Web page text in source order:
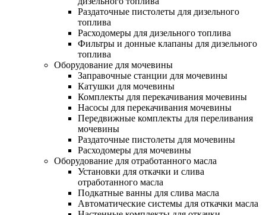
Раздаточные пистолеты для дизельного
топлива
Расходомеры для дизельного топлива
Фильтры и донные клапаны для дизельного
топлива
Оборудование для мочевины
Заправочные станции для мочевины
Катушки для мочевины
Комплекты для перекачивания мочевины
Насосы для перекачивания мочевины
Передвижные комплекты для переливания
мочевины
Раздаточные пистолеты для мочевины
Расходомеры для мочевины
Оборудование для отработанного масла
Установки для откачки и слива
отработанного масла
Подкатные ванны для слива масла
Автоматические системы для откачки масла